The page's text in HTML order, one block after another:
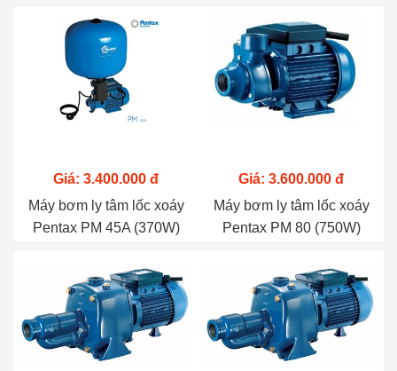
Giá: 3.400.000 đ
Máy bơm ly tâm lốc xoáy
Pentax PM 45A (370W)
Giá: 3.600.000 đ
Máy bơm ly tâm lốc xoáy
Pentax PM 80 (750W)